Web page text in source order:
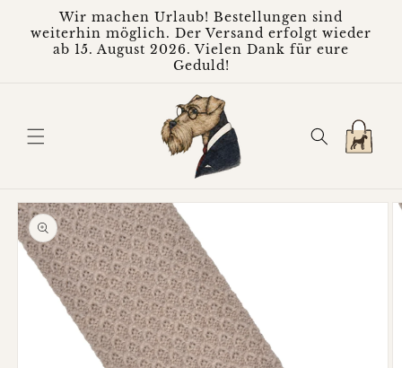
Inhalt
Wir machen Urlaub! Bestellungen sind
weiterhin möglich. Der Versand erfolgt wieder
ab 15. August 2026. Vielen Dank für eure
Geduld!
Warenkorb